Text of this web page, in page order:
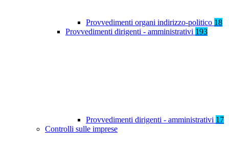
Provvedimenti organi indirizzo-politico 18
Provvedimenti dirigenti - amministrativi 193
Provvedimenti dirigenti - amministrativi 17
Controlli sulle imprese